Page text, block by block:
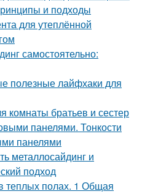
и подходы
для утеплённой
самостоятельно:
полезные лайфхаки для
комнаты братьев и сестер
панелями. Тонкости
панелями
металлосайдинг и
подход
теплых полах. 1 Общая